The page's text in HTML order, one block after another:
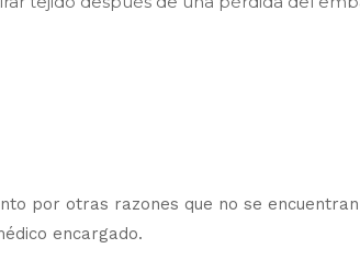
por otras razones que no se
encargado.